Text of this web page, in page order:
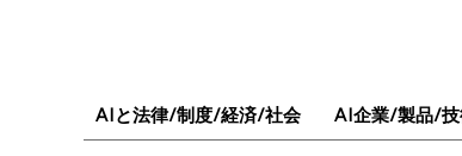
AIと法律/制度/経済/社会 AI企業/製品/